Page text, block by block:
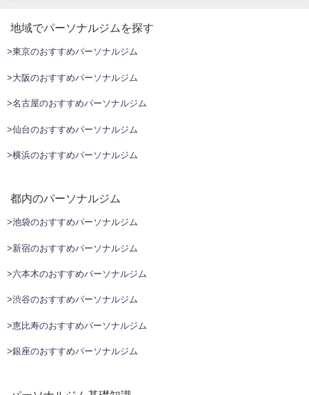
地域でパーソナルジムを探す
>東京のおすすめパーソナルジム
>大阪のおすすめパーソナルジム
>名古屋のおすすめパーソナルジム
>仙台のおすすめパーソナルジム
>横浜のおすすめパーソナルジム
都内のパーソナルジム
>池袋のおすすめパーソナルジム
>新宿のおすすめパーソナルジム
>六本木のおすすめパーソナルジム
>渋谷のおすすめパーソナルジム
>恵比寿のおすすめパーソナルジム
>銀座のおすすめパーソナルジム